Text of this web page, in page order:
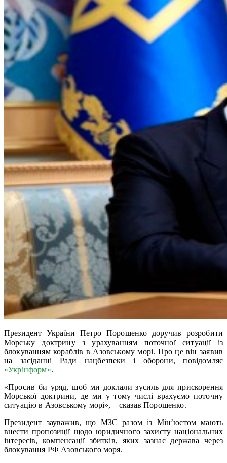
Президент України Петро Порошенко доручив розробити
Морську доктрину з урахуванням поточної ситуації із
блокуванням кораблів в Азовському морі. Про це він заявив
на засіданні Ради нацбезпеки і оборони, повідомляє
«Укрінформ».
«Просив би уряд, щоб ми доклали зусиль для прискорення
Морської доктрини, де ми у тому числі врахуємо поточну
ситуацію в Азовському морі», – сказав Порошенко.
Президент зауважив, що МЗС разом із Мін’юстом мають
внести пропозиції щодо юридичного захисту національних
інтересів, компенсації збитків, яких зазнає держава через
блокування РФ Азовського моря.